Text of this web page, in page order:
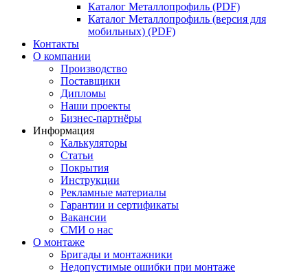
Каталог Металлопрофиль (PDF)
Каталог Металлопрофиль (версия для
мобильных) (PDF)
Контакты
О компании
Производство
Поставщики
Дипломы
Наши проекты
Бизнес-партнёры
Информация
Калькуляторы
Статьи
Покрытия
Инструкции
Рекламные материалы
Гарантии и сертификаты
Вакансии
СМИ о нас
О монтаже
Бригады и монтажники
Недопустимые ошибки при монтаже